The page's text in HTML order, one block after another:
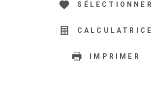
SÉLECTIONNER
CALCULATRICE
IMPRIMER